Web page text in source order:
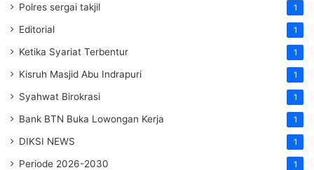
Polres sergai takjil 1
Editorial 1
Ketika Syariat Terbentur 1
Kisruh Masjid Abu Indrapuri 1
Syahwat Birokrasi 1
Bank BTN Buka Lowongan Kerja 1
DIKSI NEWS 1
Periode 2026-2030 1